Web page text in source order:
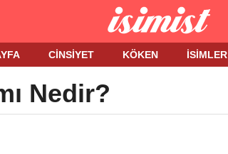
CINSIYET KÖKEN
Nedir?